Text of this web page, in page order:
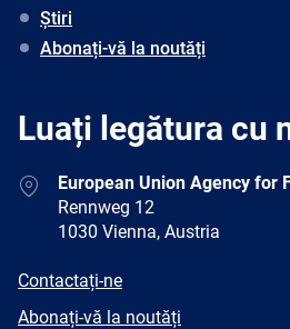
Știri
Abonați-vă la noutăți
Luați legătura cu
AddressEuropean Union Agency for
Rennweg 12
1030 Vienna, Austria
E-
Contactați-ne
Newsletter
Abonați-vă la noutăți